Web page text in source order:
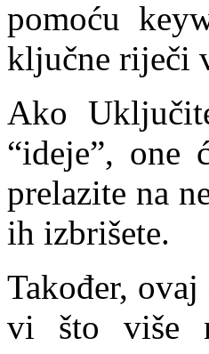
pomoću
ključne riječi
Ako
“ideje”, one
prelazite na
ih izbrišete.
Također,
vi što više